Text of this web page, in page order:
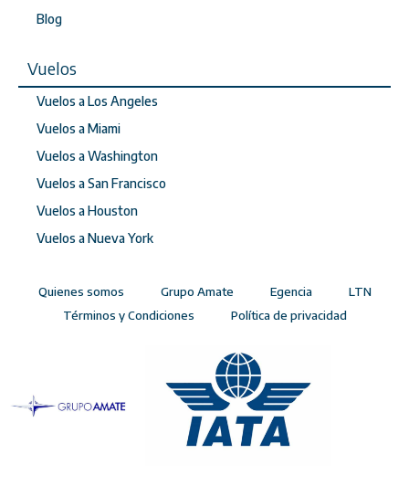
Blog
Vuelos
Vuelos a Los Angeles
Vuelos a Miami
Vuelos a Washington
Vuelos a San Francisco
Vuelos a Houston
Vuelos a Nueva York
Quienes somos Grupo Amate Egencia
LTN
Términos y Condiciones
Política de privacidad